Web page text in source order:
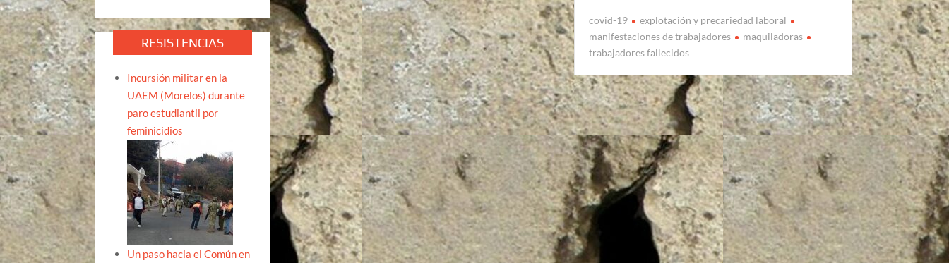
covid-19
explotación y precariedad laboral
manifestaciones de trabajadores
maquiladoras
trabajadores fallecidos
RESISTENCIAS
Incursión militar en la
UAEM (Morelos) durante
paro estudiantil por
feminicidios
Un paso hacia el Común en